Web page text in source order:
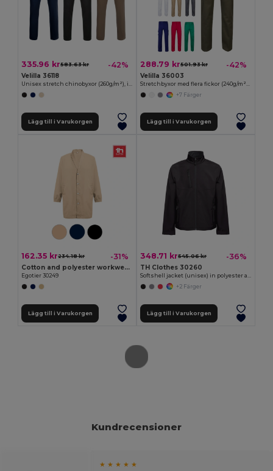
335.96 kr583.63 kr -42%
Velilla 36118
Unisex stretch chinobyxor (260g/m²), i bomull (98%) och elastan (2%)
Lägg till i Varukorgen
288.79 kr501.93 kr -42%
Velilla 36003
Stretchbyxor med flera fickor (240g/m²) i bomull (46%), EME (38%) och polyester (16%)
+7 Färger
Lägg till i Varukorgen
162.35 kr234.18 kr -31%
Cotton and polyester workwear jacket
Egotier 30249
Lägg till i Varukorgen
348.71 kr545.06 kr -36%
TH Clothes 30260
Softshell jacket (unisex) in polyester and elastane
+2 Färger
Lägg till i Varukorgen
Kundrecensioner
★ ★ ★ ★ ★